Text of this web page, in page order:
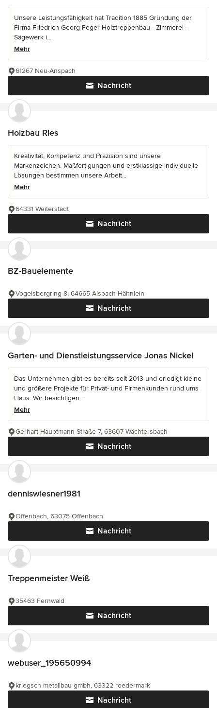
Unsere Leistungsfähigkeit hat Tradition 1885 Gründung der
Firma Friedrich Georg Feger Holztreppenbau - Zimmerei -
Sägewerk i...
Mehr
Nachricht
61267 Neu-Anspach
Holzbau Ries
Kreativität, Kompetenz und Präzision sind unsere
Markenzeichen. Maßfertigungen und erstklassige individuelle
Lösungen bestimmen unsere Arbeit...
Mehr
Nachricht
64331 Weiterstadt
BZ-Bauelemente
Nachricht
Vogelsbergring 8, 64665 Alsbach-Hähnlein
Garten- und Dienstleistungsservice Jonas Nickel
Das Unternehmen gibt es bereits seit 2013 und erledigt kleine
und größere Projekte für Privat- und Firmenkunden rund ums
Haus. Wir besichtigen...
Mehr
Nachricht
Gerhart-Hauptmann Straße 7, 63607 Wächtersbach
denniswiesner1981
Nachricht
Offenbach, 63075 Offenbach
Treppenmeister Weiß
Nachricht
35463 Fernwald
webuser_195650994
Nachricht
kriegsch metallbau gmbh, 63322 roedermark